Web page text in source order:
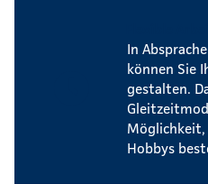
In
können Sie
gestalten.
Hobbys